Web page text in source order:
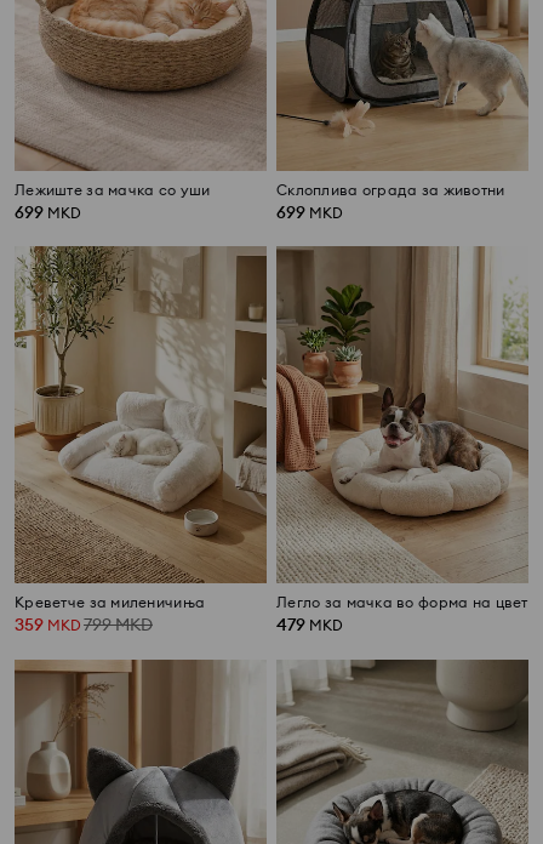
Лежиште за мачка со уши
699 MKD
Склоплива ограда за животни
699 MKD
Креветче за миленичиња
359 MKD 799MKD
Легло за мачка во форма на цвет
479 MKD